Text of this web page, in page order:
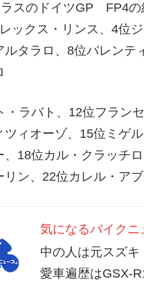
スのドイツGP FP4の
ックス・リンス、4位
ルタラロ、8位バレン
・ラバト、12位フラン
ツィオーゾ、15位ミゲ
、18位カル・クラッチ
リン、22位カレル・ア
気になるバイクニ
中の人は元スズキ
愛車遍歴はGSX-